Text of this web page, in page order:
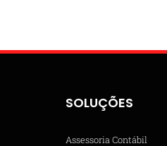
SOLUÇÕES
Assessoria Contábil